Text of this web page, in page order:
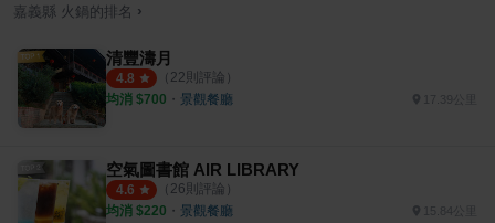
嘉義縣 火鍋的排名 ›
清豐濤月
4.8 （ 22則評論）
均消 $700 ・ 景觀餐廳
空氣圖書館 AIR LIBRARY
4.6 （ 26則評論）
均消 $220 ・ 景觀餐廳 15.84公里